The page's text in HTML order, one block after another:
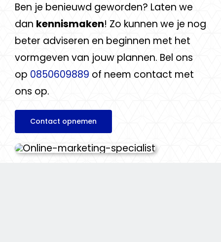
Ben je benieuwd geworden? Laten we
dan kennismaken! Zo kunnen we je nog
beter adviseren en beginnen met het
vormgeven van jouw plannen. Bel ons
op 0850609889 of neem contact met
ons op.
Contact opnemen